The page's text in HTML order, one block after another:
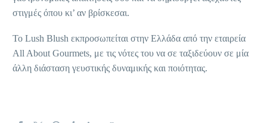
στιγμές όπου κι’ αν βρίσκεσαι.
Το Lush Blush εκπροσωπείται στην Ελλάδα από την εταιρεία
All About Gourmets, με τις νότες του να σε ταξιδεύουν σε μία
άλλη διάσταση γευστικής δυναμικής και ποιότητας.